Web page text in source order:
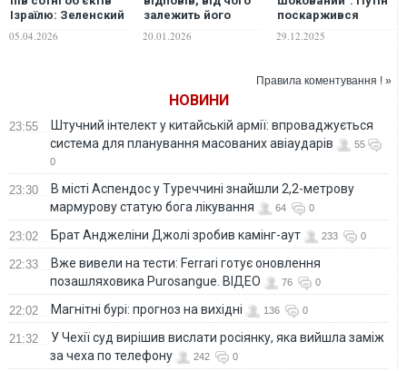
Ізраїлю: Зеленский
розкрив дані
розвідки
05.04.2026
залежить його
поїздка в Давос та
зустріч з Трампом
20.01.2026
поскаржився
президенту США на
Зеленского
29.12.2025
Правила коментування ! »
НОВИНИ
23:55
Штучний інтелект у китайській армії: впроваджується
система для планування масованих авіаударів
55
0
23:30
В місті Аспендос у Туреччині знайшли 2,2-метрову
мармурову статую бога лікування
64 0
23:02 Брат Анджеліни Джолі зробив камінг-аут 233 0
22:33
Вже вивели на тести: Ferrari готує оновлення
позашляховика Purosangue. ВІДЕО
76 0
22:02 Магнітні бурі: прогноз на вихідні 136 0
21:32
У Чехії суд вирішив вислати росіянку, яка вийшла заміж
за чеха по телефону
242 0